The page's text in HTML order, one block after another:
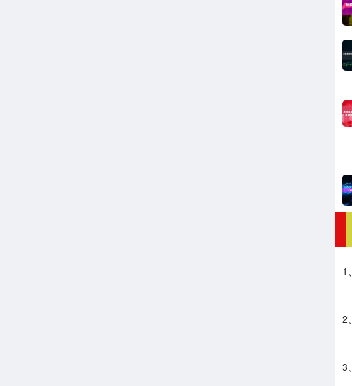
1、
2、
3、